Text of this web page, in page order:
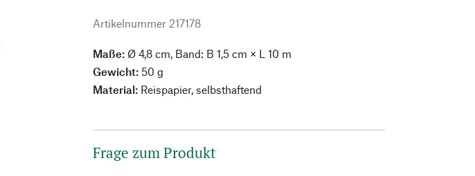
Artikelnummer 217178
Maße: Ø 4,8 cm, Band: B 1,5 cm × L 10 m
Gewicht: 50 g
Material: Reispapier, selbsthaftend
Frage zum Produkt